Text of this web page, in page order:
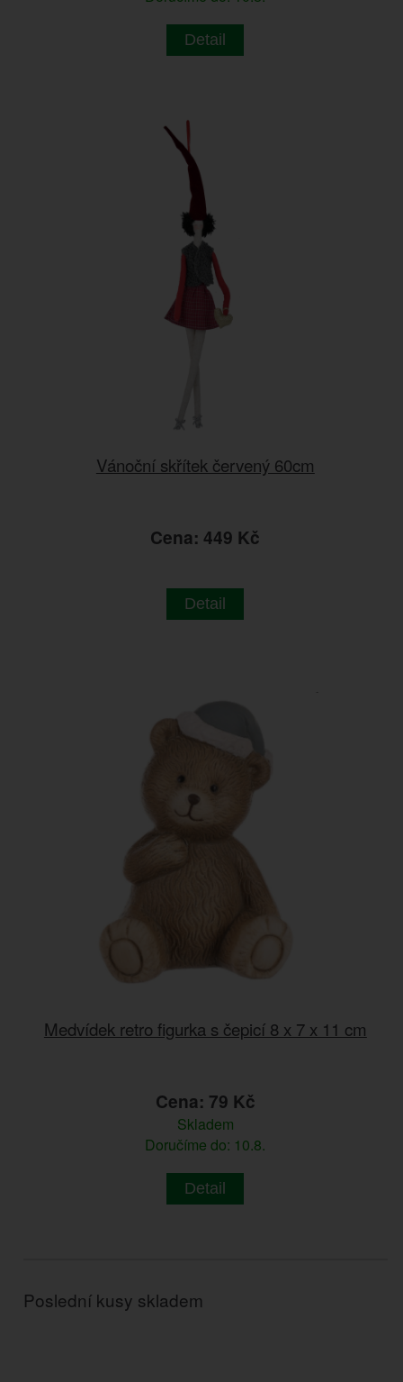
Detail
Vánoční skřítek červený 60cm
Cena: 449 Kč
Detail
Medvídek retro figurka s čepicí 8 x 7 x 11 cm
Cena: 79 Kč
Skladem
Doručíme do: 10.8.
Detail
Poslední kusy skladem